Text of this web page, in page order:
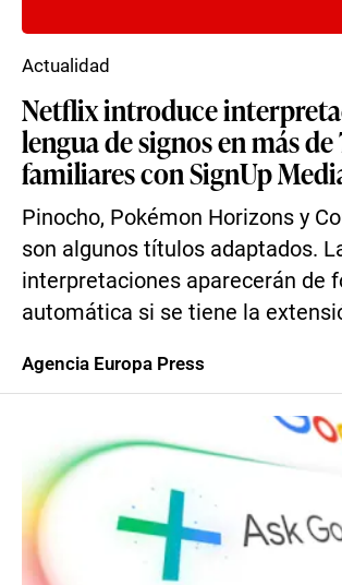
Netflix introduce
lengua de signos en más
familiares con SignUp
Pinocho, Pokémon Horizons y
son algunos títulos adaptados.
interpretaciones aparecerán de
automática si se tiene la
Actualidad
Agencia Europa Press